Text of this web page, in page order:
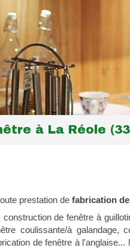
à La Réole
prestation de fabrication
de fenêtre à
coulissante/à galandage,
de fenêtre à